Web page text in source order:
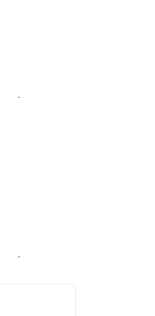
disponibilités
disponibilités